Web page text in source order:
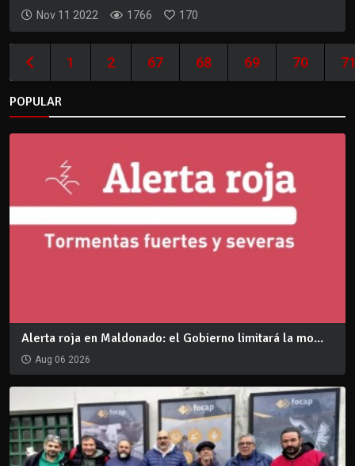
Nov 11 2022 1766 170
1 2 67 68 69 70
POPULAR
Alerta roja en Maldonado: el Gobierno limitará la mo...
Aug 06 2026